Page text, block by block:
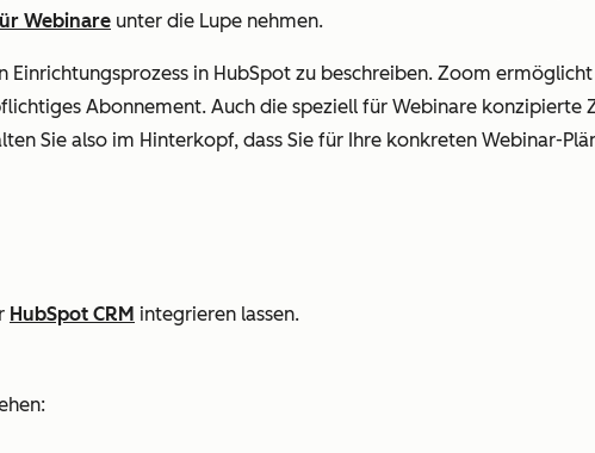
Webinare unter die Lupe nehmen.
in HubSpot zu beschreiben. Zoom
Abonnement. Auch die speziell für Webinare
Sie also im Hinterkopf, dass Sie für Ihre konkreten Webinar-
HubSpot CRM integrieren lassen.